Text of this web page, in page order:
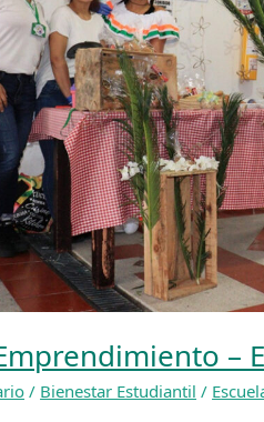
–
/ Bienestar Estudiantil /